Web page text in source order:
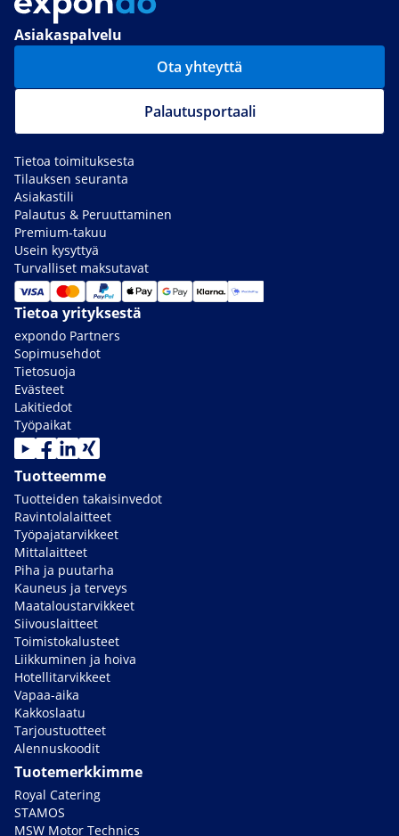
Asiakaspalvelu
Ota yhteyttä
Palautusportaali
Tietoa toimituksesta
Tilauksen seuranta
Asiakastili
Palautus & Peruuttaminen
Premium-takuu
Usein kysyttyä
Turvalliset maksutavat
Tietoa yrityksestä
expondo Partners
Sopimusehdot
Tietosuoja
Evästeet
Lakitiedot
Työpaikat
Tuotteemme
Tuotteiden takaisinvedot
Ravintolalaitteet
Työpajatarvikkeet
Mittalaitteet
Piha ja puutarha
Kauneus ja terveys
Maataloustarvikkeet
Siivouslaitteet
Toimistokalusteet
Liikkuminen ja hoiva
Hotellitarvikkeet
Vapaa-aika
Kakkoslaatu
Tarjoustuotteet
Alennuskoodit
Tuotemerkkimme
Royal Catering
STAMOS
MSW Motor Technics